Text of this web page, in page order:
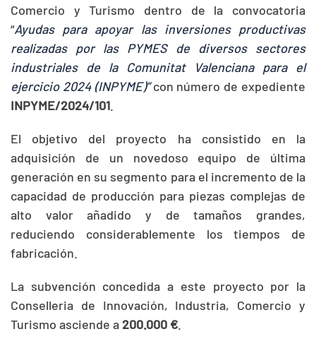
Comercio y Turismo dentro de la convocatoria
“Ayudas para apoyar las inversiones productivas
realizadas por las PYMES de diversos sectores
industriales de la Comunitat Valenciana para el
ejercicio 2024 (INPYME)”con número de expediente
INPYME/2024/101
El objetivo del proyecto ha consistido en la
adquisición de un novedoso equipo de última
generación en su segmento para el incremento de la
capacidad de producción para piezas complejas de
alto valor añadido y de tamaños grandes,
reduciendo considerablemente los tiempos de
fabricación.
La subvención concedida a este proyecto por la
Conselleria de Innovación, Industria, Comercio y
Turismo asciende a 200.000 €